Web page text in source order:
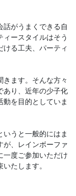
話がうまくできる自
ースタイルはそう
る工夫、パーティ
ます。そんな方々
あり、近年の少子化
を目的としていま
うと一般的にはま
が、レインボーファ
一度ご参加いただけ
たします。